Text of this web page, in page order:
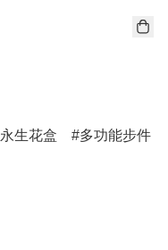
永生花盒
多功能步件